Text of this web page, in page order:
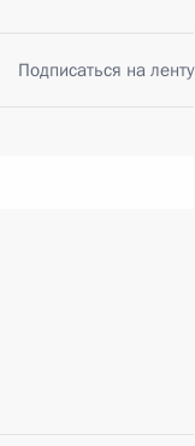
Подписаться на ленту